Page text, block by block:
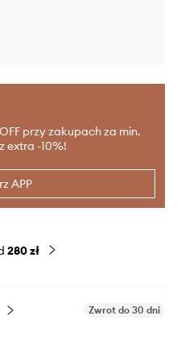
przy zakupach za min.
extra -10%!
APP
280 zł
Zwrot do 30 dni